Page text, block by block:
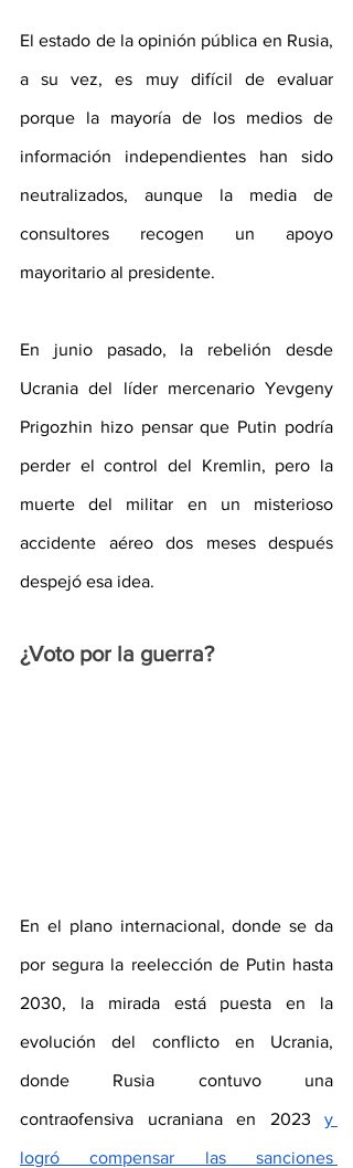
El estado de la opinión pública en Rusia,
a su vez, es muy difícil de evaluar
porque la mayoría de los medios de
información independientes han sido
neutralizados, aunque la media de
consultores recogen un apoyo
mayoritario al presidente.
En junio pasado, la rebelión desde
Ucrania del líder mercenario Yevgeny
Prigozhin hizo pensar que Putin podría
perder el control del Kremlin, pero la
muerte del militar en un misterioso
accidente aéreo dos meses después
despejó esa idea.
¿Voto por la guerra?
En el plano internacional, donde se da
por segura la reelección de Putin hasta
2030, la mirada está puesta en la
evolución del conflicto en Ucrania,
donde Rusia contuvo una
contraofensiva ucraniana en 2023 y
logró compensar las sanciones